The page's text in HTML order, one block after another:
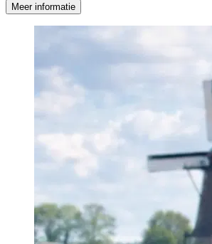
Meer informatie